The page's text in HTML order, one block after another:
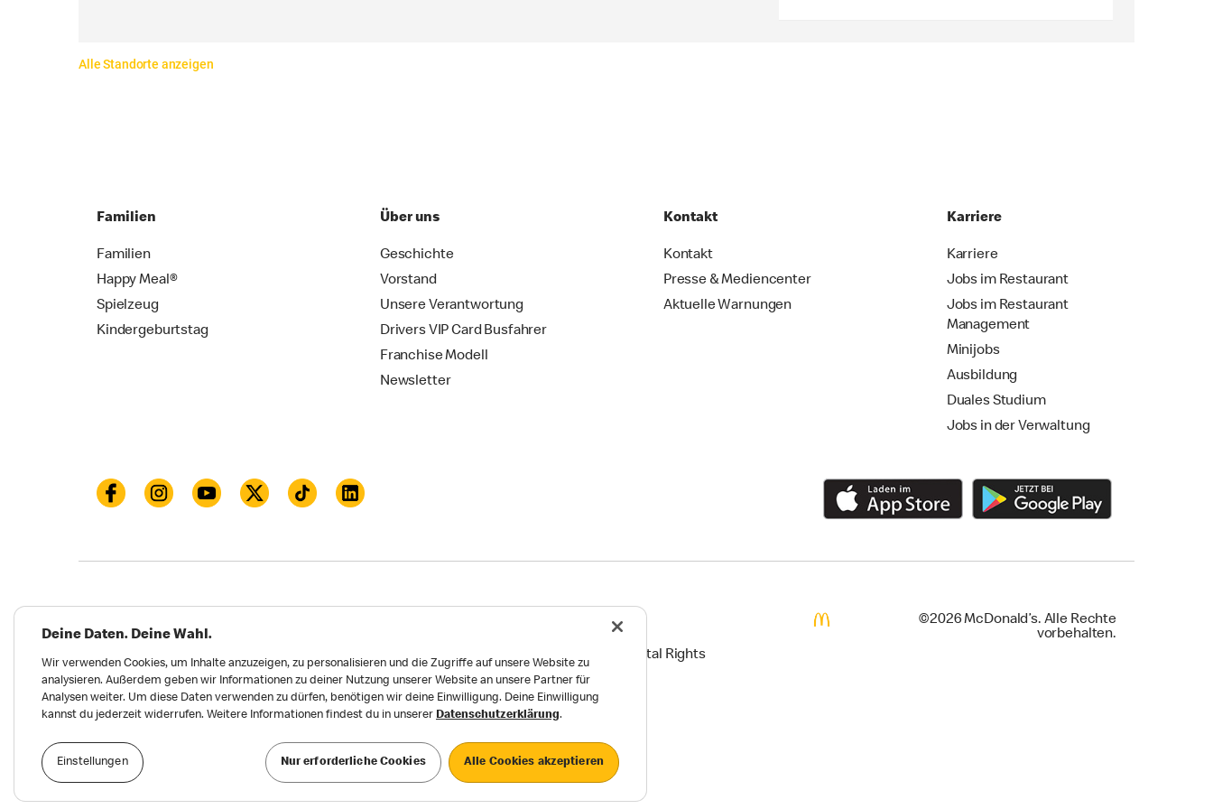
Alle Standorte anzeigen
Familien
Familien
Happy Meal®
Spielzeug
Kindergeburtstag
Über uns
Geschichte
Vorstand
Unsere Verantwortung
Drivers VIP Card Busfahrer
Franchise Modell
Newsletter
Kontakt
Kontakt
Presse & Mediencenter
Aktuelle Warnungen
Karriere
Karriere
Jobs im Restaurant
Jobs im Restaurant
Management
Minijobs
Ausbildung
Duales Studium
Jobs in der Verwaltung
Meldungen zu Menschen- und Umweltrechten Reports on Human and Environmental Rights
Erklärung zur Barrierefreiheit Privatsphäre Einstellungen
©2026 McDonald’s. Alle Rechte
vorbehalten.
Deine Daten. Deine Wahl.
Wir verwenden Cookies, um Inhalte anzuzeigen, zu personalisieren und die Zugriffe auf unsere Website zu
analysieren. Außerdem geben wir Informationen zu deiner Nutzung unserer Website an unsere Partner für
Analysen weiter. Um diese Daten verwenden zu dürfen, benötigen wir deine Einwilligung. Deine Einwilligung
kannst du jederzeit widerrufen. Weitere Informationen findest du in unserer Datenschutzerklärung.
Einstellungen Nur erforderliche Cookies Alle Cookies akzeptieren